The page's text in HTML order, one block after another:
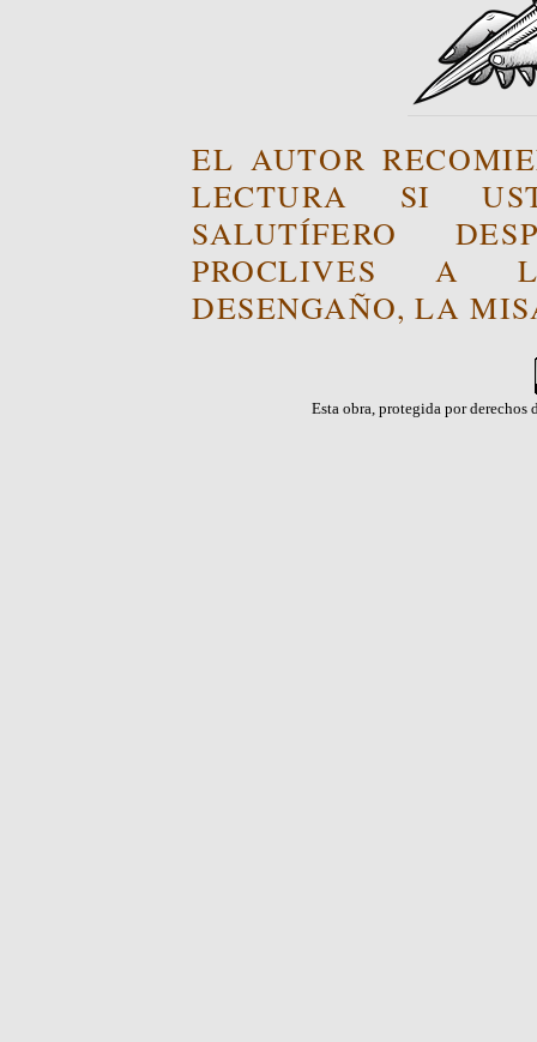
EL AUTOR
LECTURA SI
SALUTÍFERO
PROCLIVES A
DESENGAÑO, LA
Esta obra, protegida por derechos